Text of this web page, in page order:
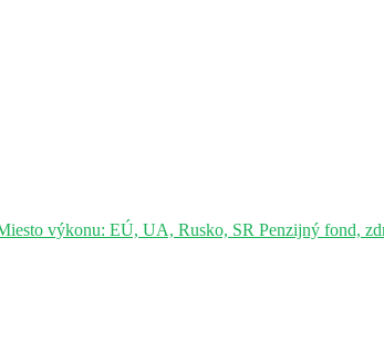
výkonu: EÚ, UA, Rusko, SR Penzijný fond,